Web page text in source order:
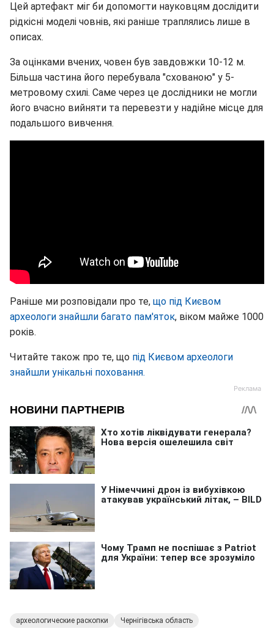
Цей артефакт міг би допомогти науковцям дослідити
рідкісні моделі човнів, які раніше траплялись лише в
описах.
За оцінками вчених, човен був завдовжки 10-12 м.
Більша частина його перебувала "схованою" у 5-
метровому схилі. Саме через це дослідники не могли
його вчасно вийняти та перевезти у надійне місце для
подальшого вивчення.
Раніше ми розповідали про те, що під Києвом
археологи знайшли багато пам'яток, віком майже 1000
років.
Читайте також про те, що під Києвом археологи
знайшли унікальні поховання.
археологические раскопки Чернігівська область